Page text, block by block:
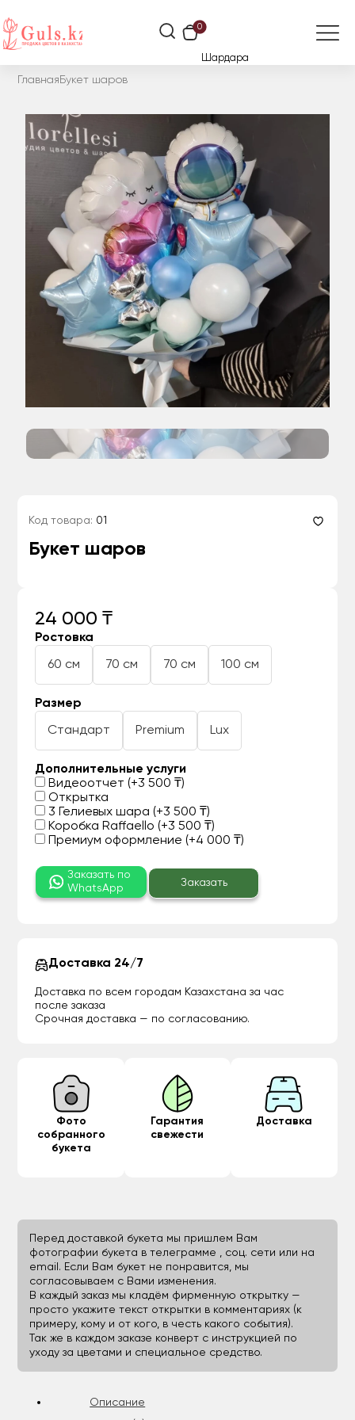
0
Шардара
Главная Букет шаров
Код товара: 01
Букет шаров
24 000 ₸
Ростовка
60 см 70 см 70 см 100 см
Размер
Стандарт Premium Lux
Дополнительные услуги
Видеоотчет (+3 500 ₸)
Открытка
3 Гелиевых шара (+3 500 ₸)
Коробка Raffaello (+3 500 ₸)
Премиум оформление (+4 000 ₸)
Заказать по
WhatsApp
Заказать
Доставка 24/7
Доставка по всем городам Казахстана за час
после заказа
Срочная доставка — по согласованию.
Фото
собранного
букета
Гарантия
свежести
Доставка
Перед доставкой букета мы пришлем Вам
фотографии букета в телеграмме , соц. сети или на
email. Если Вам букет не понравится, мы
согласовываем с Вами изменения.
В каждый заказ мы кладём фирменную открытку —
просто укажите текст открытки в комментариях (к
примеру, кому и от кого, в честь какого события).
Так же в каждом заказе конверт с инструкцией по
уходу за цветами и специальное средство.
Описание